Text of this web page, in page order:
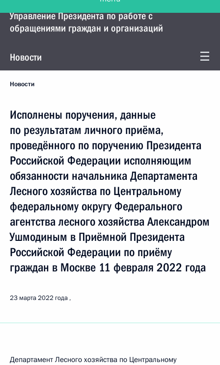
Управление Президента по работе с
обращениями граждан и организаций
Новости
Новости
Исполнены поручения, данные
по результатам личного приёма,
проведённого по поручению Президента
Российской Федерации исполняющим
обязанности начальника Департамента
Лесного хозяйства по Центральному
федеральному округу Федерального
агентства лесного хозяйства Александром
Ушмодиным в Приёмной Президента
Российской Федерации по приёму
граждан в Москве 11 февраля 2022 года
23 марта 2022 года
Департамент Лесного хозяйства по Центральному